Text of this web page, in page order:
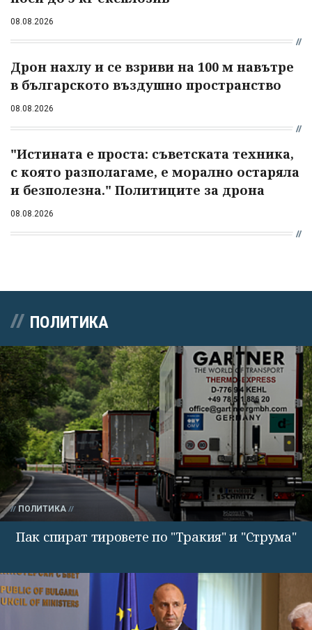
08.08.2026
Дрон нахлу и се взриви на 100 м навътре
в българското въздушно пространство
08.08.2026
"Истината е проста: съветската техника,
с която разполагаме, е морално остаряла
и безполезна." Политиците за дрона
08.08.2026
ПОЛИТИКА
ПОЛИТИКА
Пак спират тировете по "Тракия" и "Струма"